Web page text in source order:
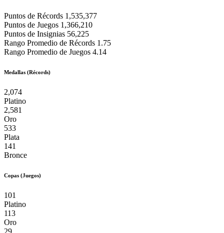
Puntos de Récords 1,535,377
Puntos de Juegos 1,366,210
Puntos de Insignias 56,225
Rango Promedio de Récords 1.75
Rango Promedio de Juegos 4.14
Medallas (Récords)
2,074
Platino
2,581
Oro
533
Plata
141
Bronce
Copas (Juegos)
101
Platino
113
Oro
29